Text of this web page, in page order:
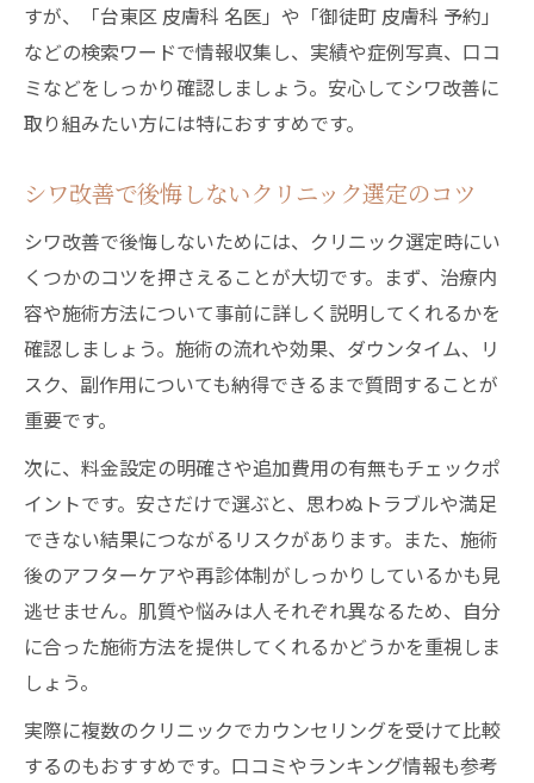
すが、「台東区 皮膚科 名医」や「御徒町 皮膚科 予約」
などの検索ワードで情報収集し、実績や症例写真、口コ
ミなどをしっかり確認しましょう。安心してシワ改善に
取り組みたい方には特におすすめです。
シワ改善で後悔しないクリニック選定のコツ
シワ改善で後悔しないためには、クリニック選定時にい
くつかのコツを押さえることが大切です。まず、治療内
容や施術方法について事前に詳しく説明してくれるかを
確認しましょう。施術の流れや効果、ダウンタイム、リ
スク、副作用についても納得できるまで質問することが
重要です。
次に、料金設定の明確さや追加費用の有無もチェックポ
イントです。安さだけで選ぶと、思わぬトラブルや満足
できない結果につながるリスクがあります。また、施術
後のアフターケアや再診体制がしっかりしているかも見
逃せません。肌質や悩みは人それぞれ異なるため、自分
に合った施術方法を提供してくれるかどうかを重視しま
しょう。
実際に複数のクリニックでカウンセリングを受けて比較
するのもおすすめです。口コミやランキング情報も参考